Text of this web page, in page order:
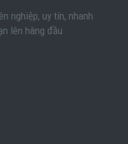
nghiệp, uy tín, nhanh
lên hàng đầu